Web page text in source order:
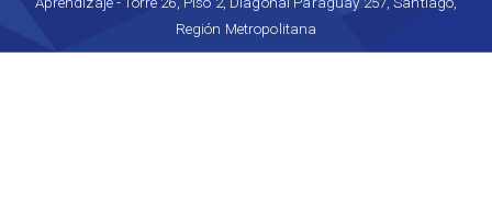
Región Metropolitana